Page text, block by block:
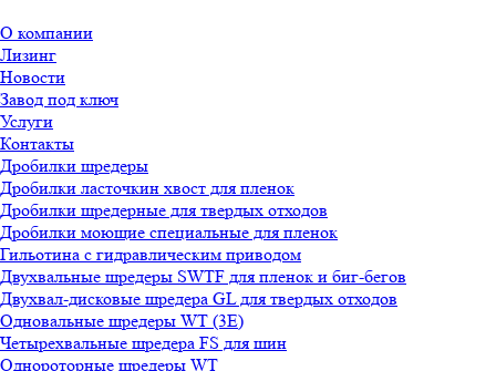
О компании
Лизинг
Новости
Завод под ключ
Услуги
Контакты
Дробилки шредеры
Дробилки ласточкин хвост для пленок
Дробилки шредерные для твердых отходов
Дробилки моющие специальные для пленок
Гильотина с гидравлическим приводом
Двухвальные шредеры SWTF для пленок и биг-бегов
Двухвал-дисковые шредера GL для твердых отходов
Одновальные шредеры WT (3E)
Четырехвальные шредера FS для шин
Однороторные шредеры WT